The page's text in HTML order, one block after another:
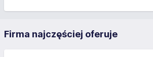
Firma najczęściej oferuje